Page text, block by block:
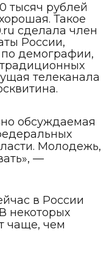
тысяч рублей
Такое
сделала член
России,
демографии,
телеканала
обсуждаемая
Молодежь,
—
в России
некоторых
чаще, чем